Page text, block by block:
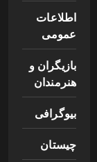
اطلاعات
عمومی
بازیگران و
هنرمندان
بیوگرافی
چیستان